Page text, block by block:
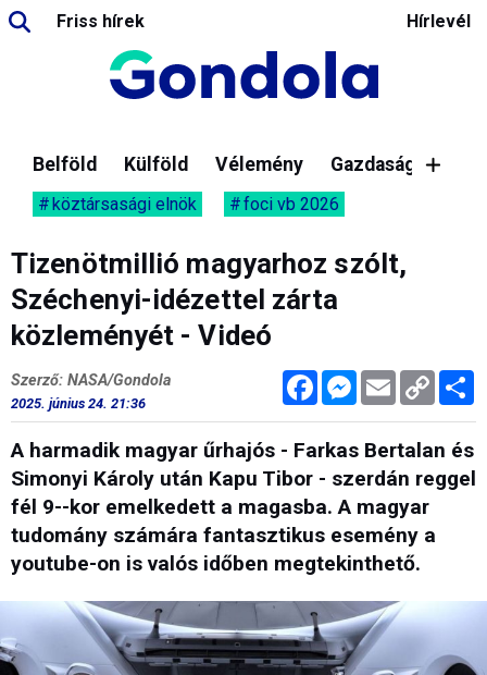
Friss hírek Hírlevél
Belföld Külföld Vélemény Gazdaság
köztársasági elnök foci vb 2026
Tizenötmillió magyarhoz szólt,
Széchenyi-idézettel zárta
közleményét - Videó
FacebookMessenger
Email Copy
Link
Szerző: NASA/Gondola
2025. június 24. 21:36
A harmadik magyar űrhajós - Farkas Bertalan és
Simonyi Károly után Kapu Tibor - szerdán reggel
fél 9--kor emelkedett a magasba. A magyar
tudomány számára fantasztikus esemény a
youtube-on is valós időben megtekinthető.